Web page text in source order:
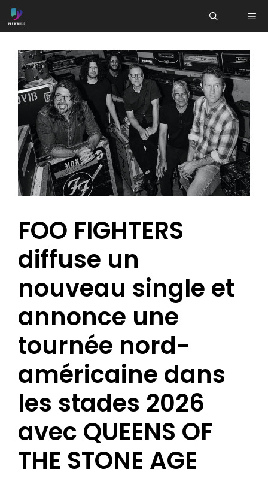
Aller
au
FOO FIGHTERS
diffuse un
nouveau single et
annonce une
tournée nord-
américaine dans
les stades 2026
avec QUEENS OF
THE STONE AGE